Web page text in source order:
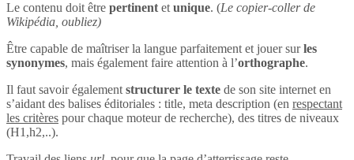
Le contenu doit être pertinent et unique. (Le copier-coller de
Wikipédia, oubliez)
Être capable de maîtriser la langue parfaitement et jouer surles
synonymes, mais également faire attention à l’orthographe.
Il faut savoir également structurer le texte de son site internet en
s’aidant des balises éditoriales : title, meta description (en respectant
les critères pour chaque moteur de recherche), des titres de niveaux
(H1,h2,..).